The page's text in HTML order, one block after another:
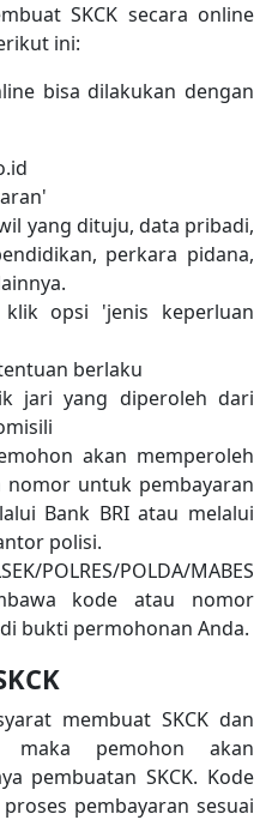
SKCK secara online
ini:
bisa dilakukan dengan
yang dituju, data pribadi,
perkara pidana,
opsi 'jenis keperluan
berlaku
jari yang diperoleh dari
akan memperoleh
untuk pembayaran
Bank BRI atau melalui
polisi.
POLRES/POLDA/MABES
kode atau nomor
bukti permohonan Anda.
membuat SKCK dan
maka pemohon akan
pembuatan SKCK. Kode
pembayaran sesuai